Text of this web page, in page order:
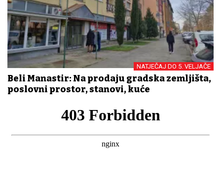
NATJEČAJ DO 5. VELJAČE
Beli Manastir: Na prodaju gradska zemljišta,
poslovni prostor, stanovi, kuće